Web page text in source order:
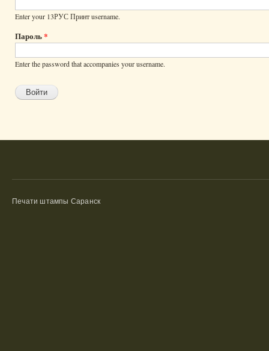
Enter your 13РУС Принт username.
Пароль*
Enter the password that accompanies your username.
Печати штампы Саранск